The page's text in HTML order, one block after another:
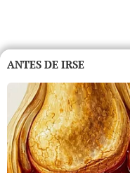
ANTES DE IRSE